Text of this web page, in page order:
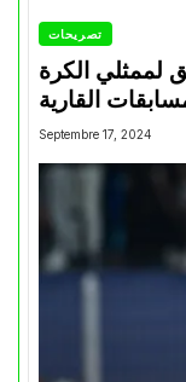
تصريحات
لممثلي الكرة
Septembre 17, 2024